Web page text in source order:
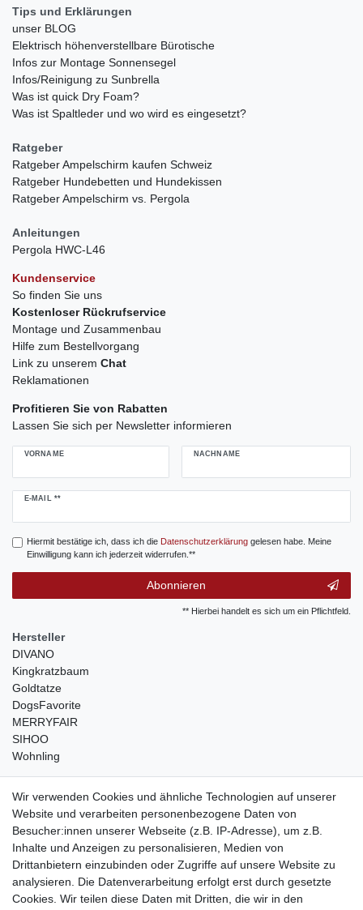
Tips und Erklärungen
unser BLOG
Elektrisch höhenverstellbare Bürotische
Infos zur Montage Sonnensegel
Infos/Reinigung zu Sunbrella
Was ist quick Dry Foam?
Was ist Spaltleder und wo wird es eingesetzt?
Ratgeber
Ratgeber Ampelschirm kaufen Schweiz
Ratgeber Hundebetten und Hundekissen
Ratgeber Ampelschirm vs. Pergola
Anleitungen
Pergola HWC-L46
Kundenservice
So finden Sie uns
Kostenloser Rückrufservice
Montage und Zusammenbau
Hilfe zum Bestellvorgang
Link zu unserem Chat
Reklamationen
Profitieren Sie von Rabatten
Lassen Sie sich per Newsletter informieren
VORNAME NACHNAME
E-MAIL **
Newsletter
Hiermit bestätige ich, dass ich die Daten­schutz­erklärunggelesen habe. Meine
Einwilligung kann ich jederzeit widerrufen.**
Abonnieren
** Hierbei handelt es sich um ein Pflichtfeld.
Hersteller
DIVANO
Kingkratzbaum
Goldtatze
DogsFavorite
MERRYFAIR
SIHOO
Wohnling
weitere Shops
traumlampen- Lampen und Kronleuchter
kinderwagencenter- Exklusive und günstige Kinderwagen
gastrogeraete24- alles für Gastronomie und Imbiss
soziale Medien
Facebook
Wir verwenden Cookies und ähnliche Technologien auf unserer
Website und verarbeiten personenbezogene Daten von
Besucher:innen unserer Webseite (z.B. IP-Adresse), um z.B.
Inhalte und Anzeigen zu personalisieren, Medien von
Drittanbietern einzubinden oder Zugriffe auf unsere Website zu
analysieren. Die Datenverarbeitung erfolgt erst durch gesetzte
Cookies. Wir teilen diese Daten mit Dritten, die wir in den